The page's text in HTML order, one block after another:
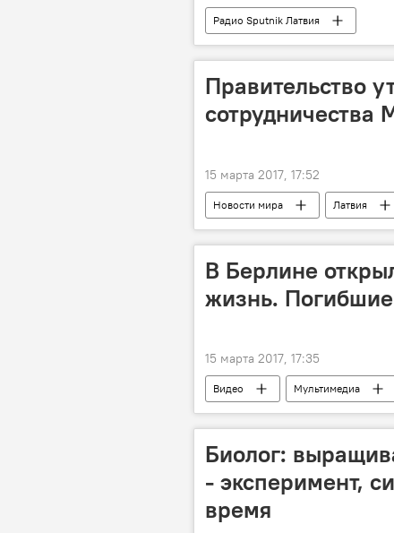
Радио Sputnik Латвия
Правительство
сотрудничества
15 марта 2017, 17:52
Новости мира Латвия
В Берлине
жизнь.
15 марта 2017, 17:35
Видео Мультимедиа
Биолог:
- эксперимент,
время